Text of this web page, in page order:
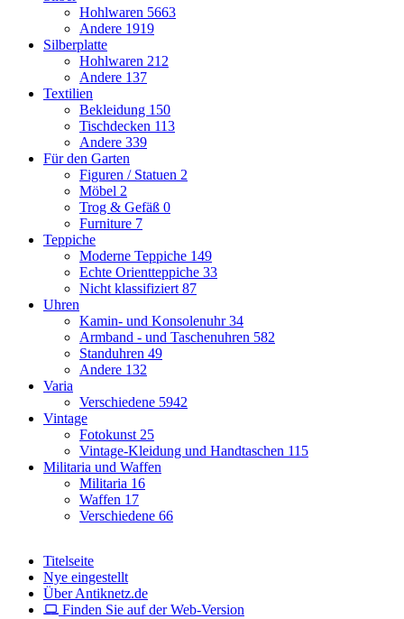
Hohlwaren 5663
Andere 1919
Silberplatte
Hohlwaren 212
Andere 137
Textilien
Bekleidung 150
Tischdecken 113
Andere 339
Für den Garten
Figuren / Statuen 2
Möbel 2
Trog & Gefäß 0
Furniture 7
Teppiche
Moderne Teppiche 149
Echte Orientteppiche 33
Nicht klassifiziert 87
Uhren
Kamin- und Konsolenuhr34
Armband - und Taschenuhren 582
Standuhren 49
Andere 132
Varia
Verschiedene 5942
Vintage
Fotokunst 25
Vintage-Kleidung und Handtaschen 115
Militaria und Waffen
Militaria 16
Waffen 17
Verschiedene 66
Titelseite
Nye eingestellt
Über Antiknetz.de
Finden Sie auf der Web-Version